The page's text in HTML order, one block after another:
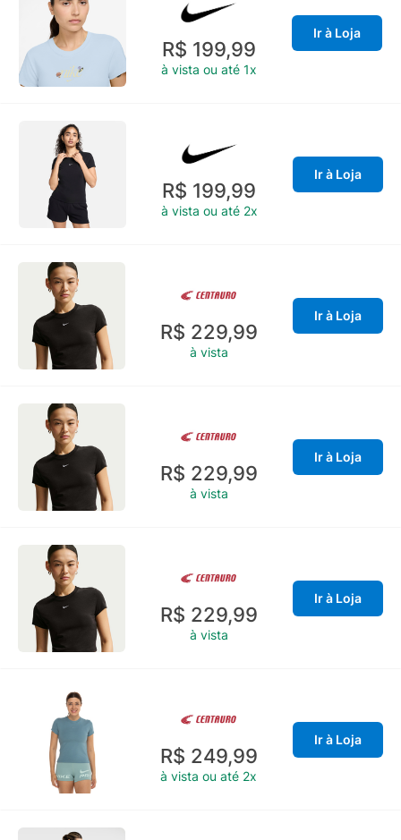
R$ 199,99
à vista ou até 1x
Ir à Loja
R$ 199,99
à vista ou até 2x
Ir à Loja
R$ 229,99
à vista
Ir à Loja
R$ 229,99
à vista
Ir à Loja
R$ 229,99
à vista
Ir à Loja
R$ 249,99
à vista ou até 2x
Ir à Loja